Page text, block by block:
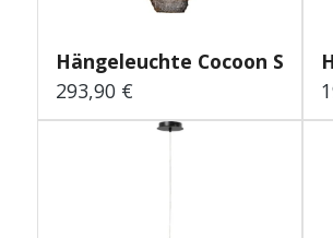
Hängeleuchte Cocoon
Regulärer Preis:
293,90 €